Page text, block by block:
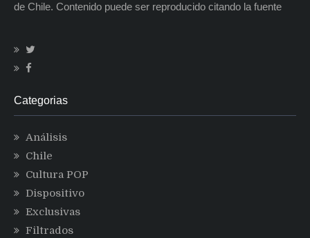
de Chile. Contenido puede ser reproducido citando la fuente
Categorias
Análisis
Chile
Cultura POP
Dispositivo
Exclusivas
Filtrados